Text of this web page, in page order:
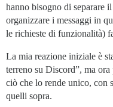
hanno bisogno di separare
organizzare i messaggi in
le richieste di funzionalità)
La mia reazione iniziale è
terreno su Discord”, ma ora
ciò che lo rende unico, con
quelli sopra.